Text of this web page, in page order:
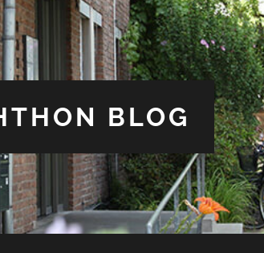
BLOG